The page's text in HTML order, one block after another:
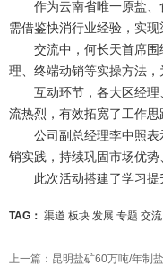
作为云南省唯一原盐、食
需借鉴快消行业经验，实现
交流中，何长天首席围绕
理、终端动销等实操方法，
互动环节，各大区经理、
流热烈，有效拓宽了工作思
公司副总经理李中照表示
销实践，持续巩固市场优
此次活动搭建了学习提
TAG： 渠道 板块 发展 专题 交流
上一篇： 昆明盐矿60万吨/年制